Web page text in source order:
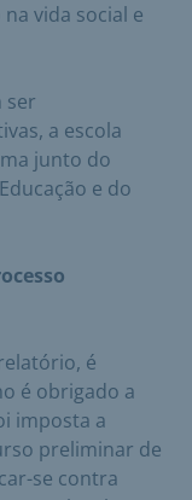
vida social e
ser
a escola
junto do
e do
é
é obrigado a
imposta a
preliminar de
se contra